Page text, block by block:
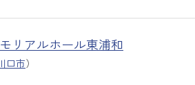
リアルホール東浦和
口市）